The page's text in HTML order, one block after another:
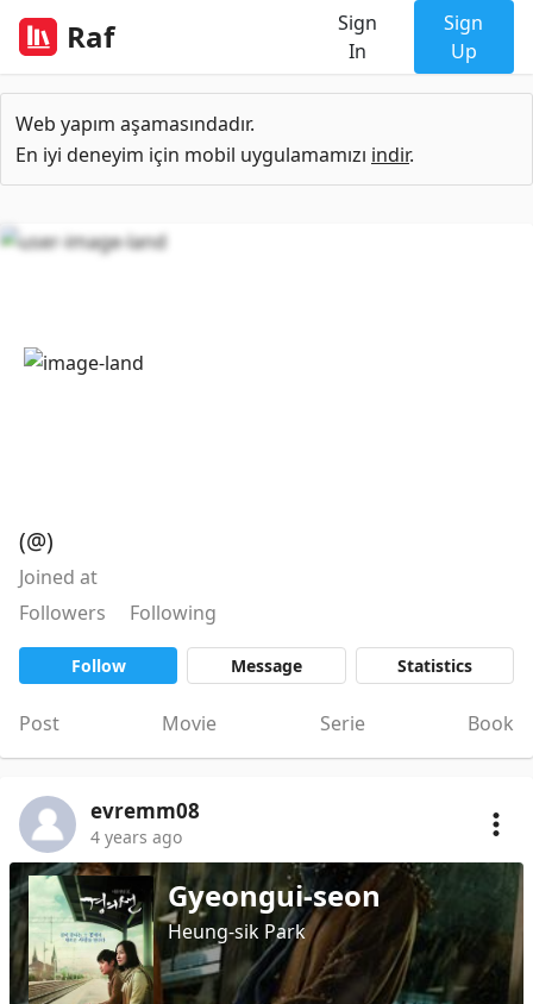
Raf
Sign
In
Sign
Up
Web yapım aşamasındadır.
En iyi deneyim için mobil uygulamamızı indir.
(@)
Joined at
Followers
Following
Follow Message Statistics
Post Movie Serie Book
evremm08
4 years ago
Gyeongui-seon
Heung-sik Park